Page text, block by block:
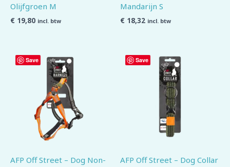
Olijfgroen M
€ 19,80 incl. btw
Mandarijn S
€ 18,32 incl. btw
Save
AFP Off Street – Dog Non-
Save
AFP Off Street – Dog Collar